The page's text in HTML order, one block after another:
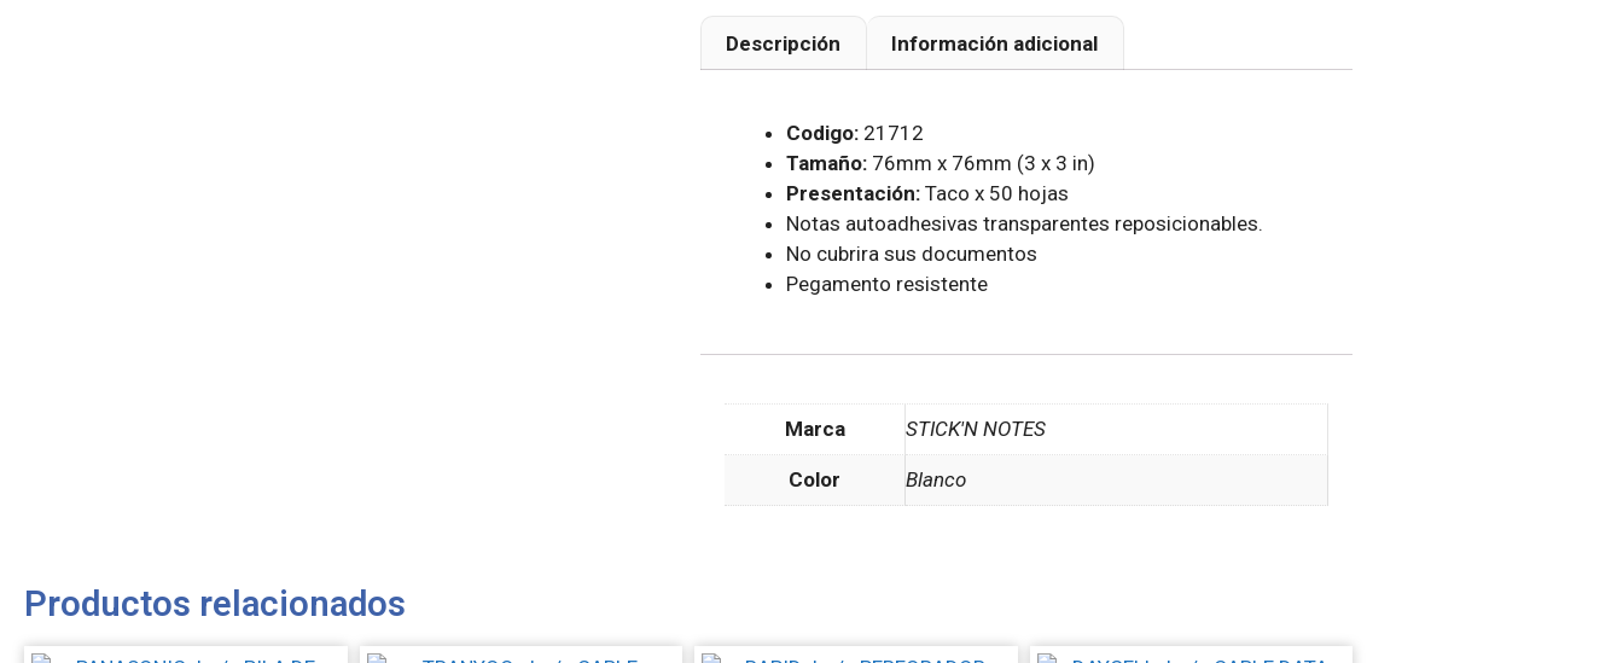
Descripción Información adicional
Codigo: 21712
Tamaño: 76mm x 76mm (3 x 3 in)
Presentación: Taco x 50 hojas
Notas autoadhesivas transparentes reposicionables.
No cubrira sus documentos
Pegamento resistente
Marca STICK'N NOTES
Color Blanco
Productos relacionados